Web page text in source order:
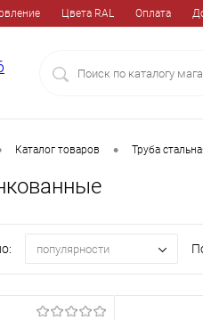
Цвета RAL Оплата
Каталог товаров • Труба
популярности